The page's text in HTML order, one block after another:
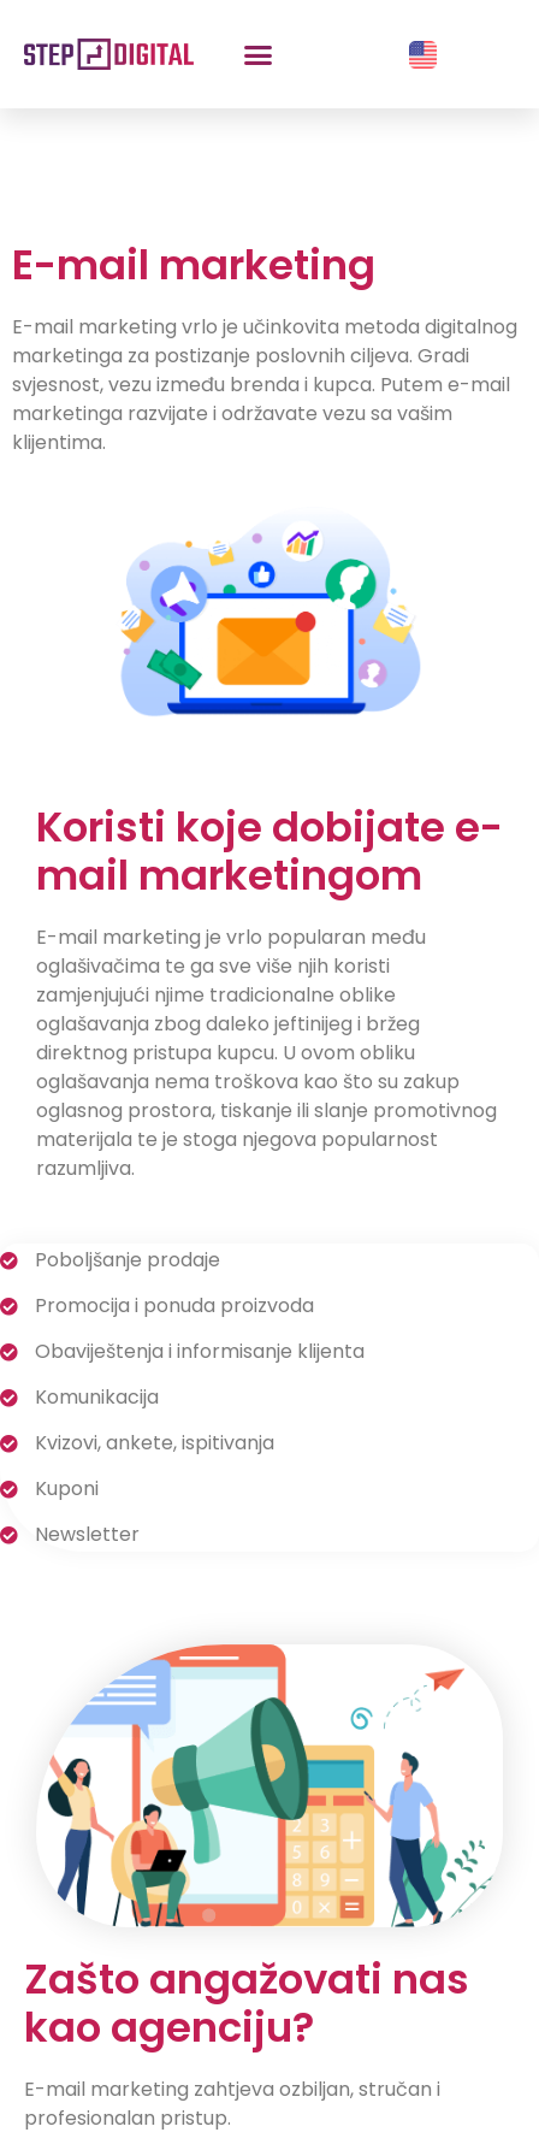
E-mail marketing
E-mail marketing vrlo je učinkovita metoda digitalnog
marketinga za postizanje poslovnih ciljeva. Gradi
svjesnost, vezu između brenda i kupca. Putem e-mail
marketinga razvijate i održavate vezu sa vašim
klijentima.
Koristi koje dobijate e-
mail marketingom
E-mail marketing je vrlo popularan među
oglašivačima te ga sve više njih koristi
zamjenjujući njime tradicionalne oblike
oglašavanja zbog daleko jeftinijeg i bržeg
direktnog pristupa kupcu. U ovom obliku
oglašavanja nema troškova kao što su zakup
oglasnog prostora, tiskanje ili slanje promotivnog
materijala te je stoga njegova popularnost
razumljiva.
Poboljšanje prodaje
Promocija i ponuda proizvoda
Obaviještenja i informisanje klijenta
Komunikacija
Kvizovi, ankete, ispitivanja
Kuponi
Newsletter
Zašto angažovati nas
kao agenciju?
E-mail marketing zahtjeva ozbiljan, stručan i
profesionalan pristup.